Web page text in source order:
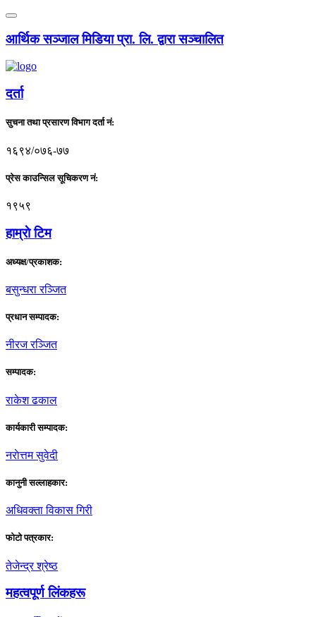
आर्थिक सञ्जाल मिडिया प्रा. लि. द्वारा सञ्चालित
दर्ता
सुचना तथा प्रसारण विभाग दर्ता नं:
१६९४/०७६-७७
प्रेस काउन्सिल सूचिकरण नं:
१९५९
हाम्राे टिम
अध्यक्ष/प्रकाशक:
बसुन्धरा रञ्जित
प्रधान सम्पादक:
नीरज रञ्जित
सम्पादक:
राकेश ढकाल
कार्यकारी सम्पादक:
नराेत्तम सुवेदी
कानुनी सल्लाहकार:
अधिवक्ता विकास गिरी
फाेटाे पत्रकार:
तेजेन्द्र श्रेष्ठ
महत्वपूर्ण लिंकहरू